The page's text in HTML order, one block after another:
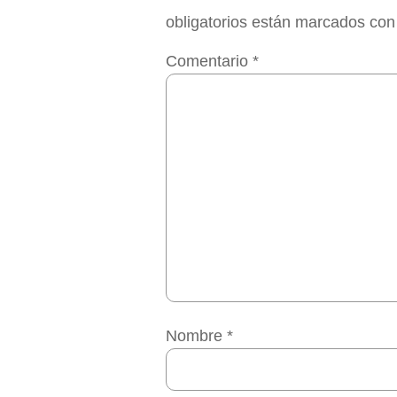
obligatorios están marcados
Comentario *
Nombre *